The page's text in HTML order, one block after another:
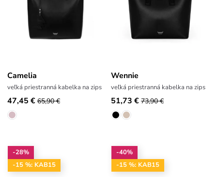
Camelia
veľká priestranná kabelka na zips
47,45 € 65,90 €
Wennie
veľká priestranná kabelka na zips
51,73 € 73,90 €
-28%
-15 %: KAB15
-40%
-15 %: KAB15